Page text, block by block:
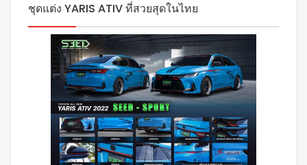
ชุดแต่ง YARIS ATIV ที่สวยสุดในไทย